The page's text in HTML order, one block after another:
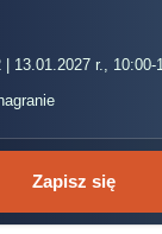
| 13.01.2027 r., 10:00-
Zapisz się